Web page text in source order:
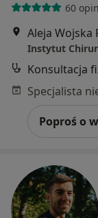
60
Aleja Wojska
Instytut
Konsultacja
Poproś o